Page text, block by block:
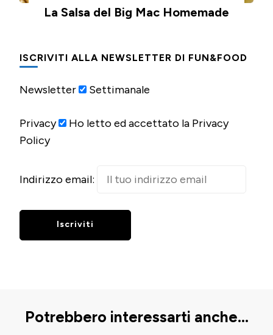
La Salsa del Big Mac Homemade
ISCRIVITI ALLA NEWSLETTER DI FUN&FOOD
Newsletter Settimanale
Privacy
Ho letto ed accettato la Privacy
Policy
Indirizzo email:
Potrebbero interessarti anche...